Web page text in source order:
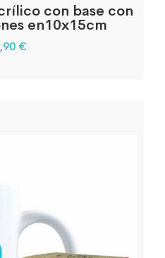
con base con
en10x15cm
€